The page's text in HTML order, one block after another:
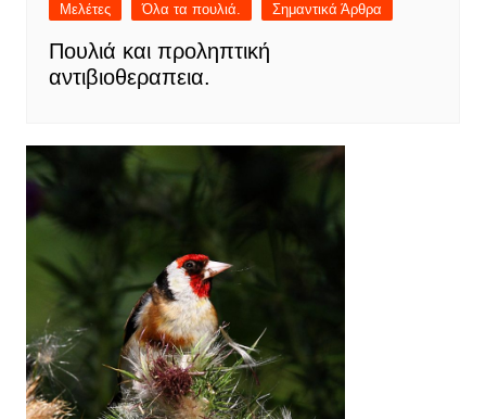
Μελέτες
Όλα τα πουλιά. Σημαντικά Άρθρα
Πουλιά και προληπτική
αντιβιοθεραπεια.